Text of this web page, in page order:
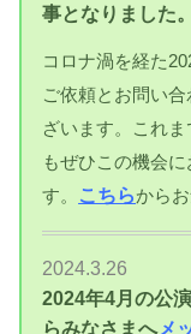
事となりました。
コロナ渦を経た
ご依頼とお問い
ざいます。これ
もぜひこの機会
す。
こちらから
2024.3.26
2024年4月の公
らみなさまへメ